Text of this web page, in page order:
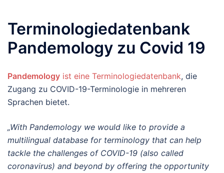
Terminologiedatenbank
Pandemology zu Covid 19
Pandemology ist eine Terminologiedatenbank, die
Zugang zu COVID-19-Terminologie in mehreren
Sprachen bietet.
„With Pandemology we would like to provide a
multilingual database for terminology that can help
tackle the challenges of COVID-19 (also called
coronavirus) and beyond by offering the opportunity